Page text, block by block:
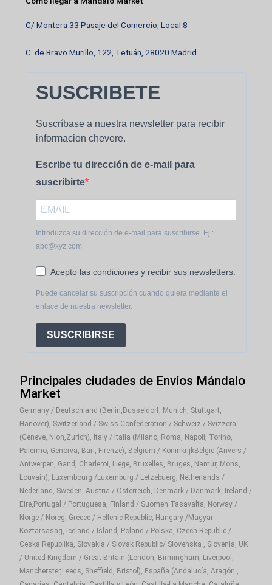
C/ Montera 33 Pasaje del Comercio, Local 8
C. de Bravo Murillo, 122, Tetuán, 28020 Madrid
SUSCRIBETE
Suscríbase a nuestra newsletter para recibir
informacion chevere.
Escribe tu dirección de e-mail para
suscribirte
Introduzca su dirección de e-mail para suscribirse. Ej.:
abc@xyz.com
Acepto las condiciones y recibir sus newsletters.
Puede cancelar su suscripción cuando quiera mediante el
enlace de nuestra newsletter.
SUSCRIBIRSE
Principales ciudades de Envíos Mándalo
Market
Germany / Deutschland (Berlin,Dusseldorf, Munich, Stuttgart,
Hanover), Switzerland / Swiss Confederation / Schweiz / Svizzera
(Geneve, Nion,Zurich), Italy / Italia (Milano, Roma, Napoli, Torino,
Palermo, Genorva, Bari, Firenze), Belgium / KoninkrijkBelgie (Anvers /
Antwerpen, Gand, Charleroi, Liege, Bruxelles, Bruges, Namur, Mons,
Louvain), Luxembourg /Luxemburg / Letzebuerg, Netherlands /
Nederland, Sweden, Austria / Osterreich, Denmark / Danmark, Ireland /
Eire,Portugal / Portuguesa, Finland / Suomen Tasavalta, Norway /
Norge / Noreg, Greece / Hellenic Republic, Hungary /Magyar
Koztarsasag, Iceland / Island, Poland / Polska, Czech Republic /
Ceska Republika, Slovakia / Slovak Republic/ Slovenska , Slovenia, UK
/ United Kingdom / Great Britain (London, Birmingham, Liverpool,
Mancherster,Leeds, Sheffield, Bristol), España (Andalucía, Aragón ,